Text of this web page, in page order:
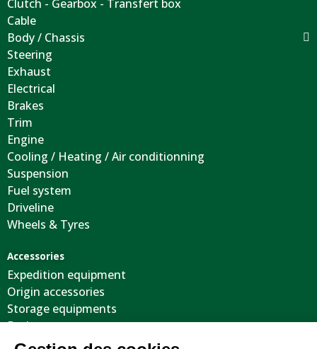
Clutch - Gearbox - Transfert box
Cable
Body / Chassis
Steering
Exhaust
Electrical
Brakes
Trim
Engine
Cooling / Heating / Air conditionning
Suspension
Fuel system
Driveline
Wheels & Tyres
Accessories
Expedition equipment
Origin accessories
Storage equipments
Body
Cool stuffs